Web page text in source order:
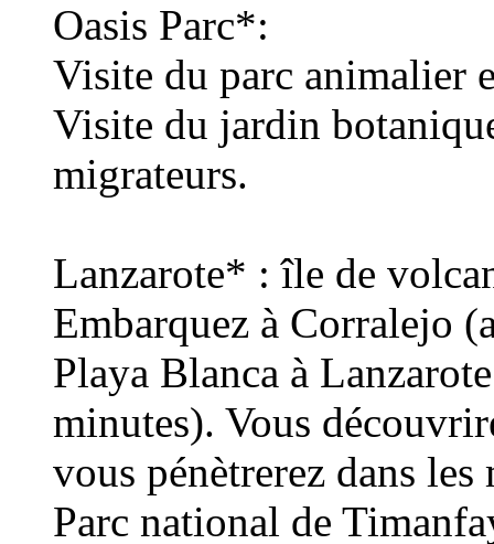
Oasis Parc*:
Visite du parc animalier
Visite du jardin
migrateurs.
Lanzarote* : île de
Embarquez à Corralejo
Playa Blanca à
minutes). Vous
vous pénètrerez dans
Parc national de